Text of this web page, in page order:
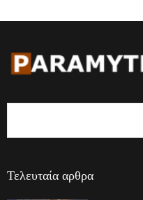
Τελευταία αρθρα